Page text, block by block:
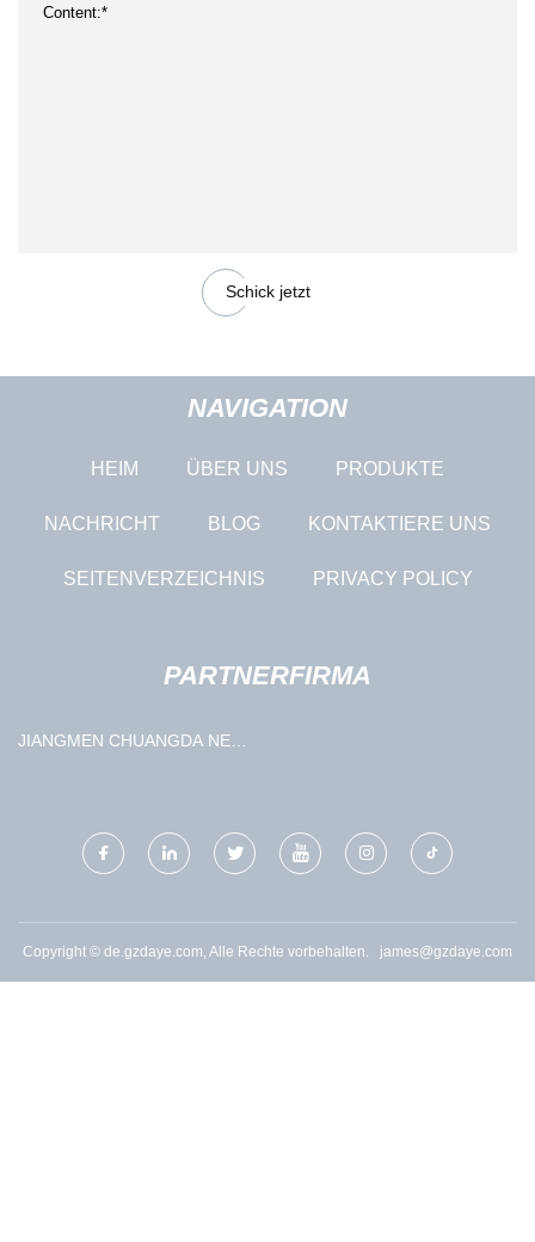
Schick jetzt
NAVIGATION
HEIM ÜBER UNS PRODUKTE
NACHRICHT BLOG KONTAKTIERE UNS
SEITENVERZEICHNIS PRIVACY POLICY
PARTNERFIRMA
JIANGMEN CHUANGDA NEU
Copyright © de.gzdaye.com, Alle Rechte vorbehalten. james@gzdaye.com